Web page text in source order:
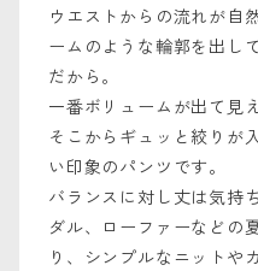
ウエストからの流れが自
ームのような輪郭を出し
だから。
一番ボリュームが出て見
そこからギュッと絞りが
い印象のパンツです。
バランスに対し丈は気持
ダル、ローファーなどの
り、シンプルなニットや